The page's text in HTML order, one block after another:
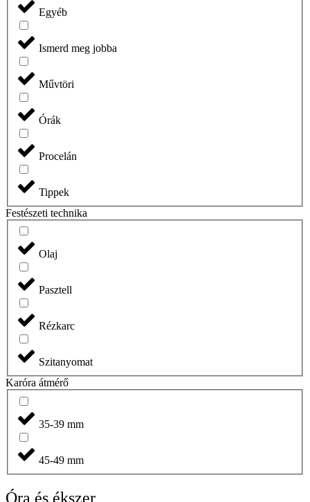
Egyéb
Ismerd meg jobba
Művtöri
Órák
Procelán
Tippek
Festészeti technika
Olaj
Pasztell
Rézkarc
Szitanyomat
Karóra átmérő
35-39 mm
45-49 mm
Óra és ékszer